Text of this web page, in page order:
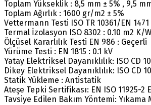
Toplam Yükseklik : 8,5 mm ± 5% , 9,5
Toplam Ağırlık : 1600 gr/m2 ± 5%
Vettermann Testi ISO TR 10361/EN
Termal İzolasyon ISO 8302 : 0.10 m2 K/W
Ölçüsel Kararlılık Testi EN 986 : Geçerli
Yürüme Testi : EN 1815 : 0.1 kV
Yatay Elektriksel Dayanıklılık: ISO CD
Dikey Elektriksel Dayanıklılık: ISO CD
Statik Yükleme : Antistatik
Ateşe Tepki Sertifikası: EN ISO 11925-2
Tavsiye Edilen Bakım Yöntemi: Yıkama